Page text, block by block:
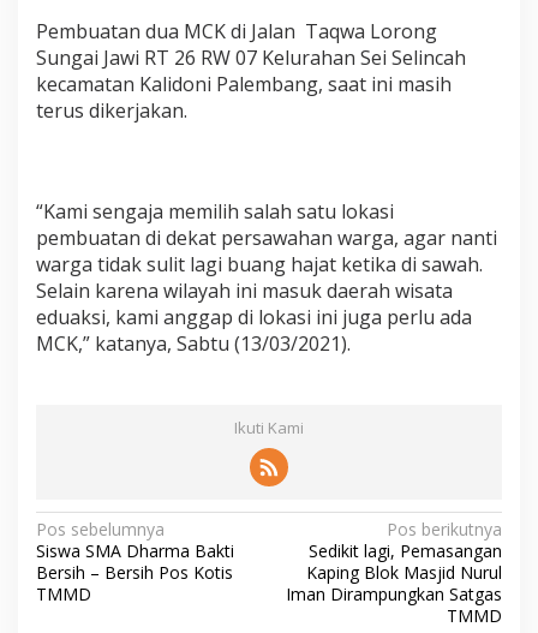
Pembuatan dua MCK di Jalan Taqwa Lorong
Sungai Jawi RT 26 RW 07 Kelurahan Sei Selincah
kecamatan Kalidoni Palembang, saat ini masih
terus dikerjakan.
“Kami sengaja memilih salah satu lokasi
pembuatan di dekat persawahan warga, agar nanti
warga tidak sulit lagi buang hajat ketika di sawah.
Selain karena wilayah ini masuk daerah wisata
eduaksi, kami anggap di lokasi ini juga perlu ada
MCK,” katanya, Sabtu (13/03/2021).
Ikuti Kami
N
a
v
Pos sebelumnya
Siswa SMA Dharma Bakti
Bersih – Bersih Pos Kotis
TMMD
Pos berikutnya
Sedikit lagi, Pemasangan
Kaping Blok Masjid Nurul
Iman Dirampungkan Satgas
TMMD